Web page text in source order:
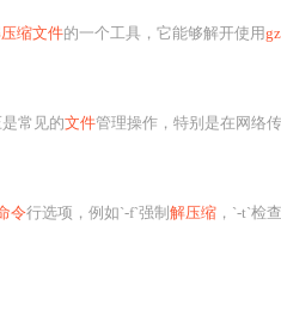
缩文件的一个工具，它能够解开使用
常见的文件管理操作，特别是在网络传输、存储
令行选项，例如`-f`强制 解压缩 ，`-t`检查